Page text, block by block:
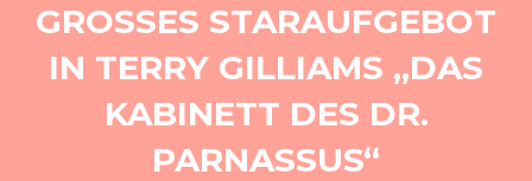
GROSSES STARAUFGEBOT I
N TERRY GILLIAMS „DAS K
ABINETT DES DR. P
ARNASSUS“